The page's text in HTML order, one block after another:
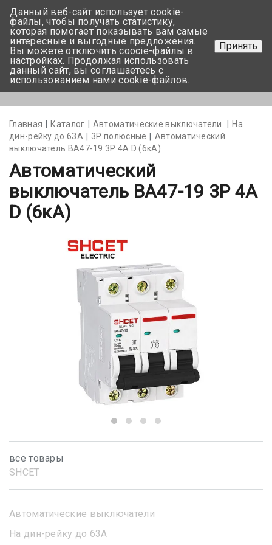
+375 17-350-99-56
+375 44-752-82-08
Задать вопрос
Главная Каталог Автоматические выключатели
На
дин-рейку до 63А
3Р полюсные
Автоматический
выключатель BA47-19 3P 4А D (6кА)
Автоматический
выключатель BA47-19 3P 4А
D (6кА)
все товары
SHСET
Автоматические выключатели
На дин-рейку до 63А
Данный веб-сайт использует cookie-
файлы, чтобы получать статистику,
которая помогает показывать вам самые
интересные и выгодные предложения.
Вы можете отключить coocie-файлы в
настройках. Продолжая использовать
данный сайт, вы соглашаетесь с
использованием нами cookie-файлов.
Принять